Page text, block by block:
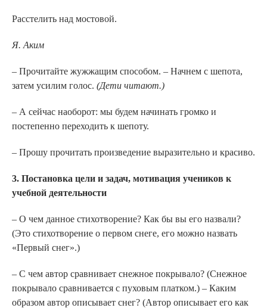
Расстелить над мостовой.
Я. Аким
– Прочитайте жужжащим способом. – Начнем с шепота,
затем усилим голос. (Дети читают.)
– А сейчас наоборот: мы будем начинать громко и
постепенно переходить к шепоту.
– Прошу прочитать произведение выразительно и красиво.
3. Постановка цели и задач, мотивация учеников к
учебной деятельности
– О чем данное стихотворение? Как бы вы его назвали?
(Это стихотворение о первом снеге, его можно назвать
«Первый снег».)
– С чем автор сравнивает снежное покрывало? (Снежное
покрывало сравнивается с пуховым платком.) – Каким
образом автор описывает снег? (Автор описывает его как